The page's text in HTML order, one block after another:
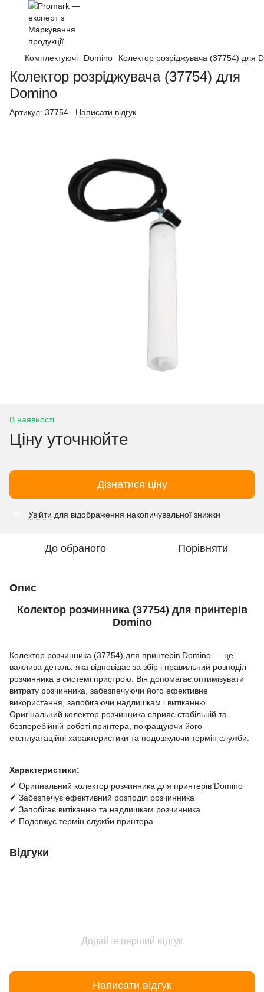
Комплектуючі Domino Колектор розріджувача (37754) для
Колектор розріджувача (37754) для
Domino
Артикул: 37754 Написати відгук
В наявності
Ціну уточнюйте
Дізнатися ціну
Увійти для відображення накопичувальної знижки
До обраного Порівняти
Опис
Колектор розчинника (37754) для принтерів
Domino
Колектор розчинника (37754) для принтерів Domino — це
важлива деталь, яка відповідає за збір і правильний розподіл
розчинника в системі пристрою. Він допомагає оптимізувати
витрату розчинника, забезпечуючи його ефективне
використання, запобігаючи надлишкам і витіканню.
Оригінальний колектор розчинника сприяє стабільній та
безперебійній роботі принтера, покращуючи його
експлуатаційні характеристики та подовжуючи термін служби.
Характеристики:
✔ Оригінальний колектор розчинника для принтерів Domino
✔ Забезпечує ефективний розподіл розчинника
✔ Запобігає витіканню та надлишкам розчинника
✔ Подовжує термін служби принтера
Відгуки
Додайте перший відгук
Написати відгук